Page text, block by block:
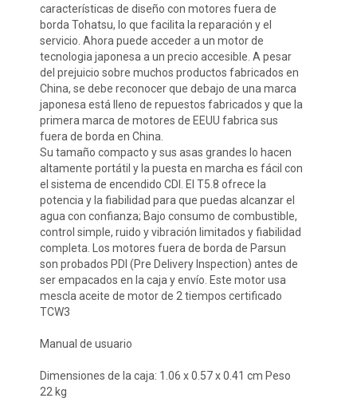
características de diseño con motores fuera de
borda Tohatsu, lo que facilita la reparación y el
servicio. Ahora puede acceder a un motor de
tecnologia japonesa a un precio accesible. A pesar
del prejuicio sobre muchos productos fabricados en
China, se debe reconocer que debajo de una marca
japonesa está lleno de repuestos fabricados y que la
primera marca de motores de EEUU fabrica sus
fuera de borda en China.
Su tamaño compacto y sus asas grandes lo hacen
altamente portátil y la puesta en marcha es fácil con
el sistema de encendido CDI. El T5.8 ofrece la
potencia y la fiabilidad para que puedas alcanzar el
agua con confianza; Bajo consumo de combustible,
control simple, ruido y vibración limitados y fiabilidad
completa. Los motores fuera de borda de Parsun
son probados PDI (Pre Delivery Inspection) antes de
ser empacados en la caja y envío. Este motor usa
mescla aceite de motor de 2 tiempos certificado
TCW3
Manual de usuario
Dimensiones de la caja: 1.06 x 0.57 x 0.41 cm Peso
22 kg